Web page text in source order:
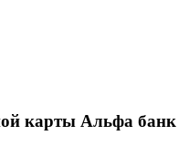
карты Альфа банк